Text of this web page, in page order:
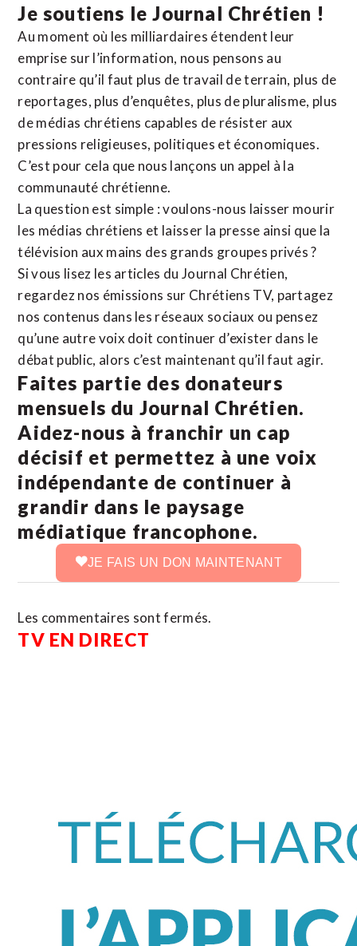
Je soutiens le Journal Chrétien !
Au moment où les milliardaires étendent leur
emprise sur l’information, nous pensons au
contraire qu’il faut plus de travail de terrain, plus de
reportages, plus d’enquêtes, plus de pluralisme, plus
de médias chrétiens capables de résister aux
pressions religieuses, politiques et économiques.
C’est pour cela que nous lançons un appel à la
communauté chrétienne.
La question est simple : voulons-nous laisser mourir
les médias chrétiens et laisser la presse ainsi que la
télévision aux mains des grands groupes privés ?
Si vous lisez les articles du Journal Chrétien,
regardez nos émissions sur Chrétiens TV, partagez
nos contenus dans les réseaux sociaux ou pensez
qu’une autre voix doit continuer d’exister dans le
débat public, alors c’est maintenant qu’il faut agir.
Faites partie des donateurs
mensuels du Journal Chrétien.
Aidez-nous à franchir un cap
décisif et permettez à une voix
indépendante de continuer à
grandir dans le paysage
médiatique francophone.
JE FAIS UN DON MAINTENANT
Les commentaires sont fermés.
TV EN DIRECT